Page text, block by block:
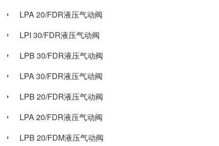
LPA 20/FDR液压气动阀
LPI 30/FDR液压气动阀
LPB 30/FDR液压气动阀
LPA 30/FDR液压气动阀
LPB 20/FDR液压气动阀
LPA 20/FDR液压气动阀
LPB 20/FDM液压气动阀